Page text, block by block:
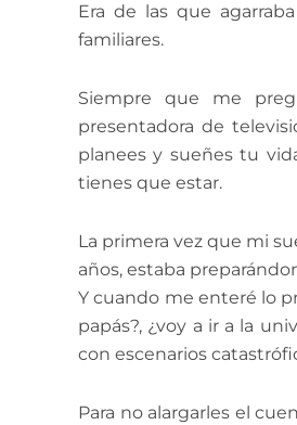
Era de las que
familiares.
Siempre que me
presentadora de
planees y sueñes tu
tienes que estar.
La primera vez que mi
años, estaba
Y cuando me enteré lo
papás?, ¿voy a ir a la
con escenarios
Para no alargarles el